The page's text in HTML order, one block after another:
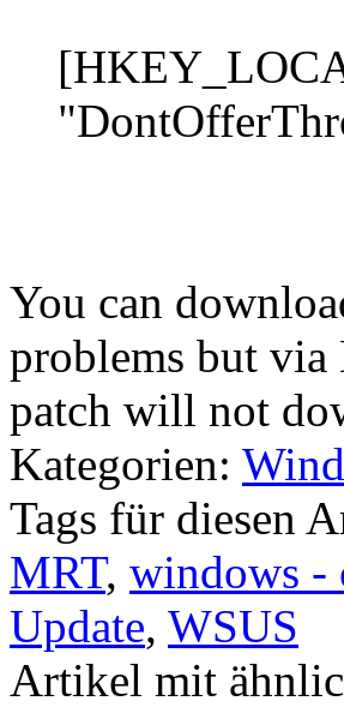
You can
problems but
patch will not
Kategorien:
Tags für diesen
MRT, windows -
Update, WSUS
Artikel mit